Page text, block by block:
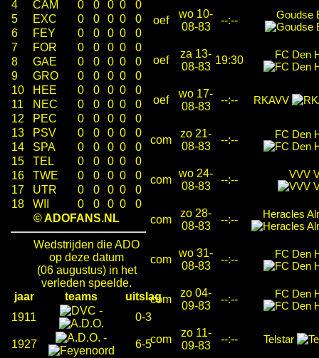
4
CAM 0 0 0 0
0
5
EXC 0 0 0 0
0
6
FEY 0 0 0 0
0
7
FOR 0 0 0 0
0
8
GAE 0 0 0 0
0
9
GRO 0 0 0 0
0
10
HEE 0 0 0 0
0
11
NEC 0 0 0 0
0
12
PEC 0 0 0 0
0
13
PSV 0 0 0 0
0
14
SPA 0 0 0 0
0
15
TEL 0 0 0 0
0
16
TWE 0 0 0 0
0
17
UTR 0 0 0 0
0
18
WII 0 0 0 0
0
© ADOFANS.NL
Wedstrijden die ADO
op deze datum
(06 augustus) in het
verleden speelde.
jaar
teams
uitslag
1911
-
0-3
1927
-
6-5
oef
wo 10-
08-83
--:-- Goudse
oef
za 13-
08-83
19:30 FC Den
oef
wo 17-
08-83
--:-- RKAVV
com
zo 21-
08-83
--:-- FC Den
com
wo 24-
08-83
--:-- VVV
com
zo 28-
08-83
--:-- Heracles
com
wo 31-
08-83
--:-- FC Den
com
zo 04-
09-83
--:-- FC Den
com
zo 11-
09-83
--:-- Telstar